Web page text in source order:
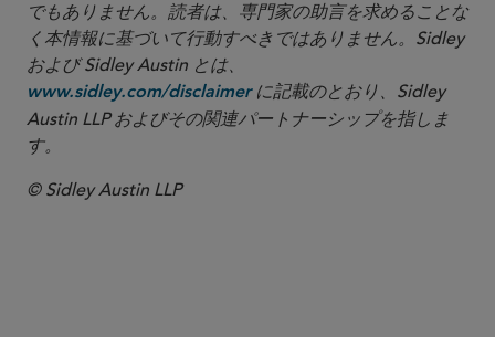
でもありません。読者は、専門家の助言を求めることな
く本情報に基づいて行動すべきではありません。Sidley
および Sidley Austin とは、
www.sidley.com/disclaimerに記載のとおり、Sidley
Austin LLP およびその関連パートナーシップを指しま
す。
© Sidley Austin LLP